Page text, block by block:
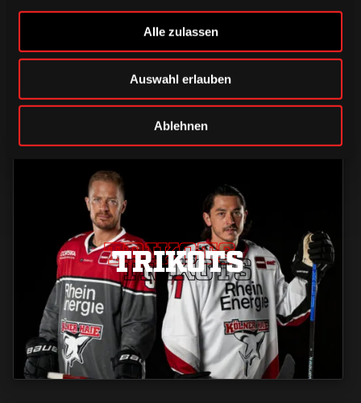
Alle zulassen
Auswahl erlauben
Ablehnen
TRIKOTS
TRIKOTS
TRIKOTS